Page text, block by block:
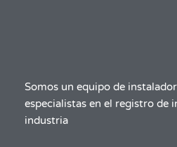
Somos un equipo de
especialistas en el registro de
industria